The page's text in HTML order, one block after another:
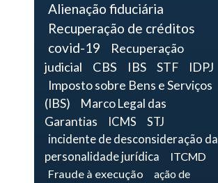
Alienação fiduciária
Recuperação de créditos
covid-19
Recuperação
judicial
CBS IBS STF
IDPJ
Imposto sobre Bens e Serviços
(IBS)
Marco Legal das
Garantias
ICMS
STJ
incidente de desconsideração da
personalidade jurídica
ITCMD
Fraude à execução
ação de